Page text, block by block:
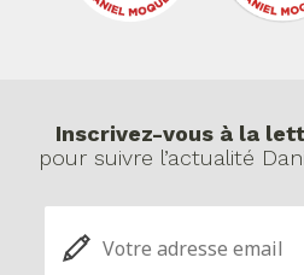
Inscrivez-vous à la
pour suivre l’actualité